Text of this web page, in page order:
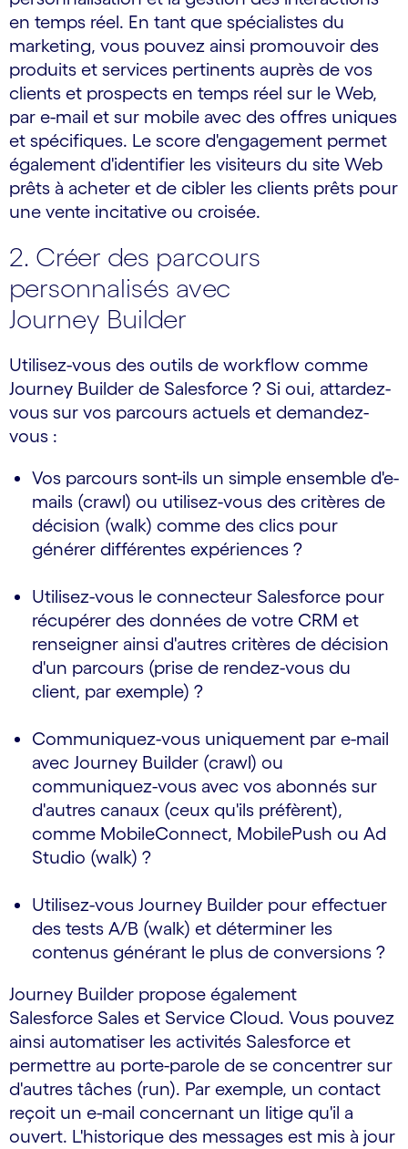
en temps réel. En tant que spécialistes du
marketing, vous pouvez ainsi promouvoir des
produits et services pertinents auprès de vos
clients et prospects en temps réel sur le Web,
par e-mail et sur mobile avec des offres uniques
et spécifiques. Le score d'engagement permet
également d'identifier les visiteurs du site Web
prêts à acheter et de cibler les clients prêts pour
une vente incitative ou croisée.
2. Créer des parcours
personnalisés avec
Journey Builder
Utilisez-vous des outils de workflow comme
Journey Builder de Salesforce ? Si oui, attardez-
vous sur vos parcours actuels et demandez-
vous :
Vos parcours sont-ils un simple ensemble d'e-
mails (crawl) ou utilisez-vous des critères de
décision (walk) comme des clics pour
générer différentes expériences ?
Utilisez-vous le connecteur Salesforce pour
récupérer des données de votre CRM et
renseigner ainsi d'autres critères de décision
d'un parcours (prise de rendez-vous du
client, par exemple) ?
Communiquez-vous uniquement par e-mail
avec Journey Builder (crawl) ou
communiquez-vous avec vos abonnés sur
d'autres canaux (ceux qu'ils préfèrent),
comme MobileConnect, MobilePush ou Ad
Studio (walk) ?
Utilisez-vous Journey Builder pour effectuer
des tests A/B (walk) et déterminer les
contenus générant le plus de conversions ?
Journey Builder propose également
Salesforce Sales et Service Cloud. Vous pouvez
ainsi automatiser les activités Salesforce et
permettre au porte-parole de se concentrer sur
d'autres tâches (run). Par exemple, un contact
reçoit un e-mail concernant un litige qu'il a
ouvert. L'historique des messages est mis à jour